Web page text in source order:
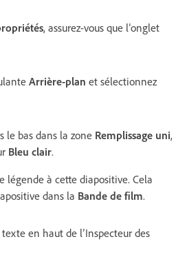
, assurez-vous que l’onglet
Arrière-plan et sélectionnez
le bas dans la zone Remplissage uni,
Bleu clair.
légende à cette diapositive. Cela
dans la Bande de film.
en haut de l’Inspecteur des